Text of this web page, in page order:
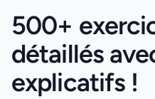
500+
détaillés
explicatifs !